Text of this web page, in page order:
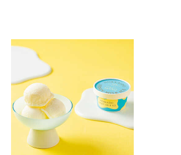
フード＆スイーツ
ビューティー
大丸・松坂屋のギフ
バレンタインチョコレ
ホワイトデー